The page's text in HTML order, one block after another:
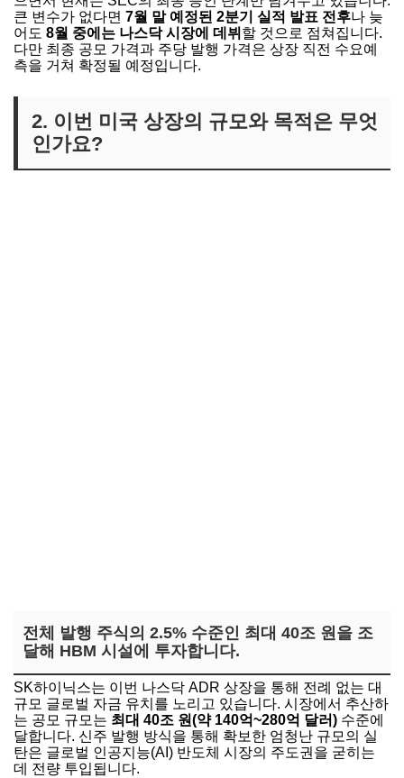
큰 변수가 없다면 7월 말 예정된 2분기 실적 발표 전후나 늦
어도 8월 중에는 나스닥 시장에 데뷔 할 것으로 점쳐집니다.
다만 최종 공모 가격과 주당 발행 가격은 상장 직전 수요예
측을 거쳐 확정될 예정입니다.
2. 이번 미국 상장의 규모와 목적은 무엇
인가요?
전체 발행 주식의 2.5% 수준인 최대 40조 원을 조
달해 HBM 시설에 투자합니다.
SK하이닉스는 이번 나스닥 ADR 상장을 통해 전례 없는 대
규모 글로벌 자금 유치를 노리고 있습니다. 시장에서 추산하
는 공모 규모는 최대 40조 원(약 140억~280억 달러) 수준에
달합니다. 신주 발행 방식을 통해 확보한 엄청난 규모의 실
탄은 글로벌 인공지능(AI) 반도체 시장의 주도권을 굳히는
데 전량 투입됩니다.